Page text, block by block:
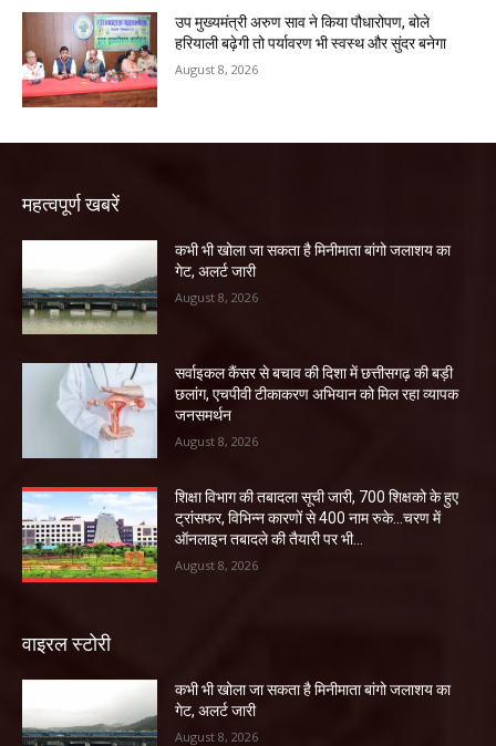
उप मुख्यमंत्री अरुण साव ने किया पौधारोपण, बोले
हरियाली बढ़ेगी तो पर्यावरण भी स्वस्थ और सुंदर बनेगा
August 8, 2026
महत्वपूर्ण खबरें
कभी भी खोला जा सकता है मिनीमाता बांगो जलाशय का
गेट, अलर्ट जारी
August 8, 2026
सर्वाइकल कैंसर से बचाव की दिशा में छत्तीसगढ़ की बड़ी
छलांग, एचपीवी टीकाकरण अभियान को मिल रहा व्यापक
जनसमर्थन
August 8, 2026
शिक्षा विभाग की तबादला सूची जारी, 700 शिक्षको के हुए
ट्रांसफर, विभिन्न कारणों से 400 नाम रुके…चरण में
ऑनलाइन तबादले की तैयारी पर भी...
August 8, 2026
वाइरल स्टोरी
कभी भी खोला जा सकता है मिनीमाता बांगो जलाशय का
गेट, अलर्ट जारी
August 8, 2026